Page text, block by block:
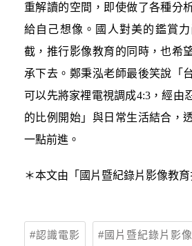
重解讀的空間，即使做了各種分
給自己想像。國人對美的鑑賞
截，推行影像教育的同時，也希
承下去。鄭秉泓老師最後笑說「
可以先將家裡電視調成4:3，經由
的比例開始」與日常生活結合，
一點前進。
＊本文由「國片暨紀錄片影像教育
認識電影 國片暨紀錄片影